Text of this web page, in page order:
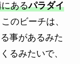
あるパラダイ
のビーチは、
事があるみた
るみたいで、